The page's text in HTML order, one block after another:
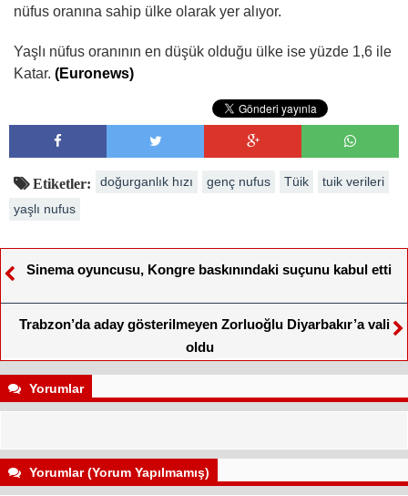
nüfus oranına sahip ülke olarak yer alıyor.
Yaşlı nüfus oranının en düşük olduğu ülke ise yüzde 1,6 ile
Katar. (Euronews)
Etiketler: doğurganlık hızı genç nufus Tüik
tuik verileri
yaşlı nufus
Sinema oyuncusu, Kongre baskınındaki suçunu kabul etti
Trabzon’da aday gösterilmeyen Zorluoğlu Diyarbakır’a vali
oldu
Yorumlar
Yorumlar (Yorum Yapılmamış)